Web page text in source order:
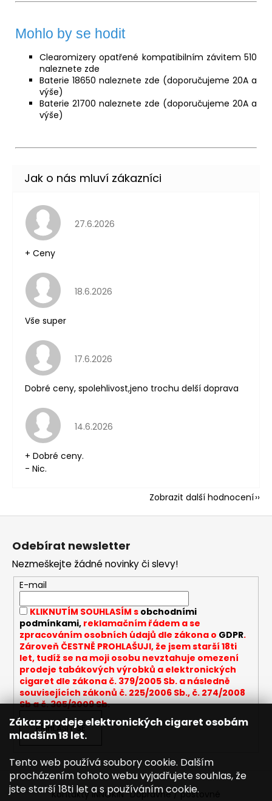
Zákaz prodeje elektronických cigaret osobám
mladším 18 let.
Tento web používá soubory cookie. Dalším
procházením tohoto webu vyjadřujete souhlas, že
jste starší 18ti let a s používáním cookie.
Mohlo by se hodit
Clearomizery opatřené kompatibilním závitem 510
naleznete zde
Baterie 18650 naleznete zde (doporučujeme 20A a
výše)
Baterie 21700 naleznete zde (doporučujeme 20A a
výše)
Hodnocení obchodu je 5 z 5 hvězdiček.
27.6.2026
+ Ceny
Hodnocení obchodu je 5 z 5 hvězdiček.
18.6.2026
Vše super
Hodnocení obchodu je 5 z 5 hvězdiček.
17.6.2026
Dobré ceny, spolehlivost,jeno trochu delší doprava
Hodnocení obchodu je 5 z 5 hvězdiček.
14.6.2026
+ Dobré ceny.
- Nic.
Zobrazit další hodnocení
Z
Odebírat newsletter
Nezmeškejte žádné novinky či slevy!
E-mail
KLIKNUTÍM SOUHLASÍM s obchodními
podmínkami,reklamačním řádem a se
zpracováním osobních údajů dle zákona o GDPR.
Zároveň ČESTNĚ PROHLAŠUJI, že jsem starší 18ti
let, tudíž se na moji osobu nevztahuje omezení
prodeje tabákových výrobků a elektronických
cigaret dle zákona č. 379/2005 Sb. a následně
souvisejících zákonů č. 225/2006 Sb., č. 274/2008
Sb a č. 305/2009 Sb.
PŘIHLÁSIT SE
Kontakty INNOKIN Dopravné / poštovné